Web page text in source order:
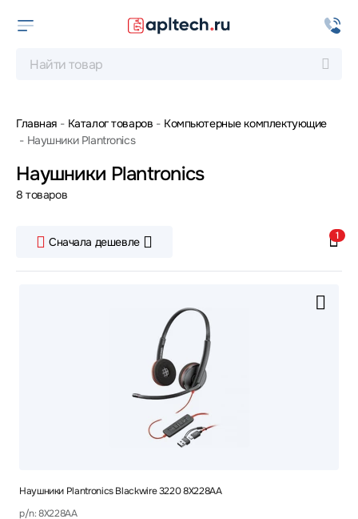
Главная Каталог товаров
Компьютерные комплектующие
Наушники Plantronics
Наушники Plantronics
8 товаров
Сначала дешевле 1
Наушники Plantronics Blackwire 3220 8X228AA
p/n: 8X228AA